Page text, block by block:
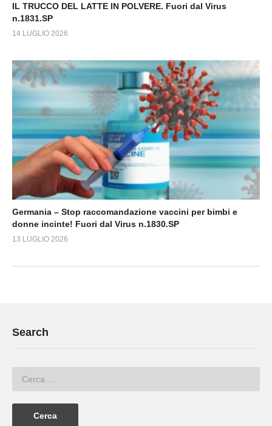
IL TRUCCO DEL LATTE IN POLVERE. Fuori dal Virus
n.1831.SP
14 LUGLIO 2026
Germania – Stop raccomandazione vaccini per bimbi e
donne incinte! Fuori dal Virus n.1830.SP
13 LUGLIO 2026
Search